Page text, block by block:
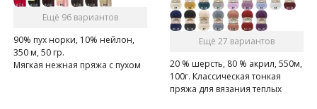
Ещё 96 вариантов
90% пух норки, 10% нейлон,
350 м, 50 гр.
Мягкая нежная пряжа с пухом
Ещё 27 вариантов
20 % шерсть, 80 % акрил, 550м,
100г. Классическая тонкая
пряжа для вязания теплых